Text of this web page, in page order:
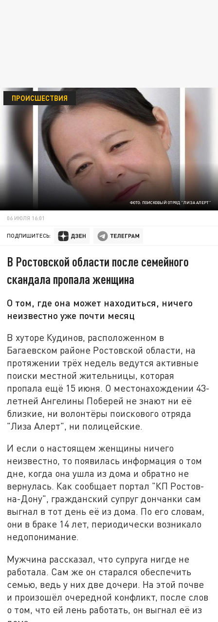
ФОТО: ПОИСКОВЫЙ ОТРЯД "ЛИЗА АЛЕРТ"
ПРОИСШЕСТВИЯ
06 ИЮЛЯ 16:01
ПОДПИШИТЕСЬ:
В Ростовской области после семейного
скандала пропала женщина
О том, где она может находиться, ничего
неизвестно уже почти месяц
В хуторе Кудинов, расположенном в
Багаевском районе Ростовской области, на
протяжении трёх недель ведутся активные
поиски местной жительницы, которая
пропала ещё 15 июня. О местонахождении 43-
летней Ангелины Поберей не знают ни её
близкие, ни волонтёры поискового отряда
"Лиза Алерт", ни полицейские.
И если о настоящем женщины ничего
неизвестно, то появилась информация о том
дне, когда она ушла из дома и обратно не
вернулась. Как сообщает портал "КП Ростов-
на-Дону", гражданский супруг дончанки сам
выгнал в тот день её из дома. По его словам,
они в браке 14 лет, периодически возникало
недопонимание.
Мужчина рассказал, что супруга нигде не
работала. Сам же он старался обеспечить
семью, ведь у них две дочери. На этой почве
и произошёл очередной конфликт, после слов
о том, что ей лень работать, он выгнал её из